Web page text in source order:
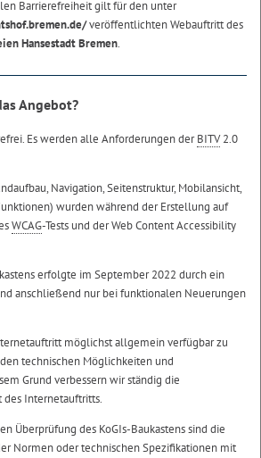
Barrierefreiheit gilt für den unter
veröffentlichten Webauftritt des
Hansestadt Bremen.
Angebot?
Es werden alle Anforderungen derBITV2.0
Navigation, Seitenstruktur, Mobilansicht,
wurden während der Erstellung auf
WCAG-Tests und derWeb Content Accessibility
erfolgte im September 2022 durch ein
anschließend nur bei funktionalen Neuerungen
möglichst allgemein verfügbar zu
technischen Möglichkeiten und
Grund verbessern wir ständig die
Internetauftritts.
Überprüfung des KoGIs-Baukastens sind die
Normen oder technischen Spezifikationen mit